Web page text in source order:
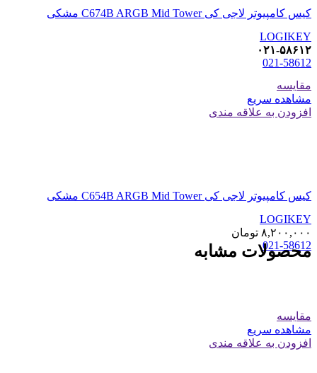
کیس کامپیوتر لاجی کی C674B ARGB Mid Tower مشکی
LOGIKEY
۰۲۱-۵۸۶۱۲
021-58612
مقایسه
مشاهده سریع
افزودن به علاقه مندی
کیس کامپیوتر لاجی کی C654B ARGB Mid Tower مشکی
LOGIKEY
۸,۲۰۰,۰۰۰ تومان
021-58612
محصولات مشابه
مقایسه
مشاهده سریع
افزودن به علاقه مندی